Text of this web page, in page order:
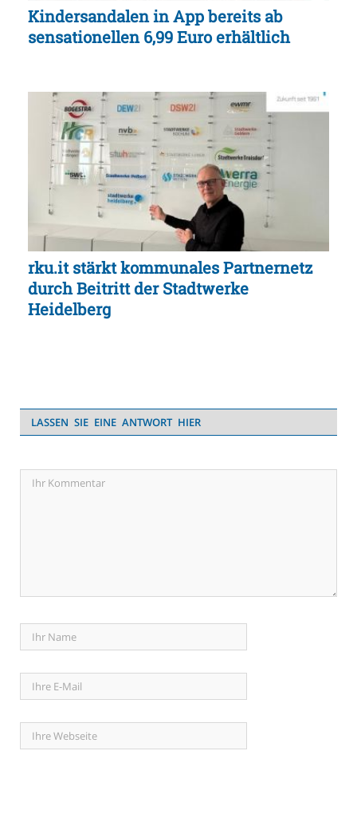
Kindersandalen in App bereits ab
sensationellen 6,99 Euro erhältlich
rku.it stärkt kommunales Partnernetz
durch Beitritt der Stadtwerke
Heidelberg
LASSEN SIE EINE ANTWORT HIER